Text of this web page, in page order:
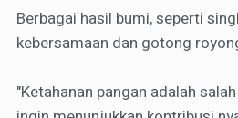
Berbagai hasil bumi, seperti
kebersamaan dan gotong
"Ketahanan pangan adalah